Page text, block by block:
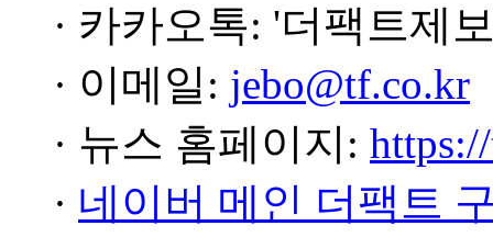
· 카카오톡: '더팩트제
· 이메일: jebo@tf.co.kr
· 뉴스 홈페이지:
· 네이버 메인 더팩트